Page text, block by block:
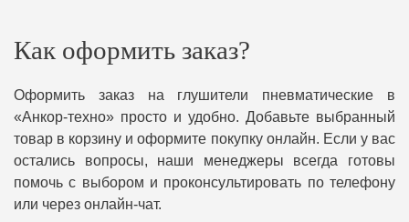
Как оформить заказ?
Оформить заказ на глушители пневматические в
«Анкор-техно» просто и удобно. Добавьте выбранный
товар в корзину и оформите покупку онлайн. Если у вас
остались вопросы, наши менеджеры всегда готовы
помочь с выбором и проконсультировать по телефону
или через онлайн-чат.